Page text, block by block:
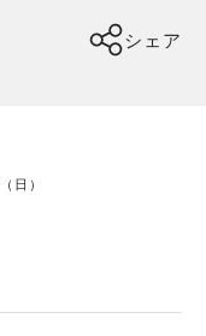
シェア
（ 日 ）